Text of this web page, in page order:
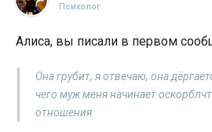
Психолог
Алиса, вы писали в первом
Она грубит, я отвечаю, она
чего муж меня начинает
отношения